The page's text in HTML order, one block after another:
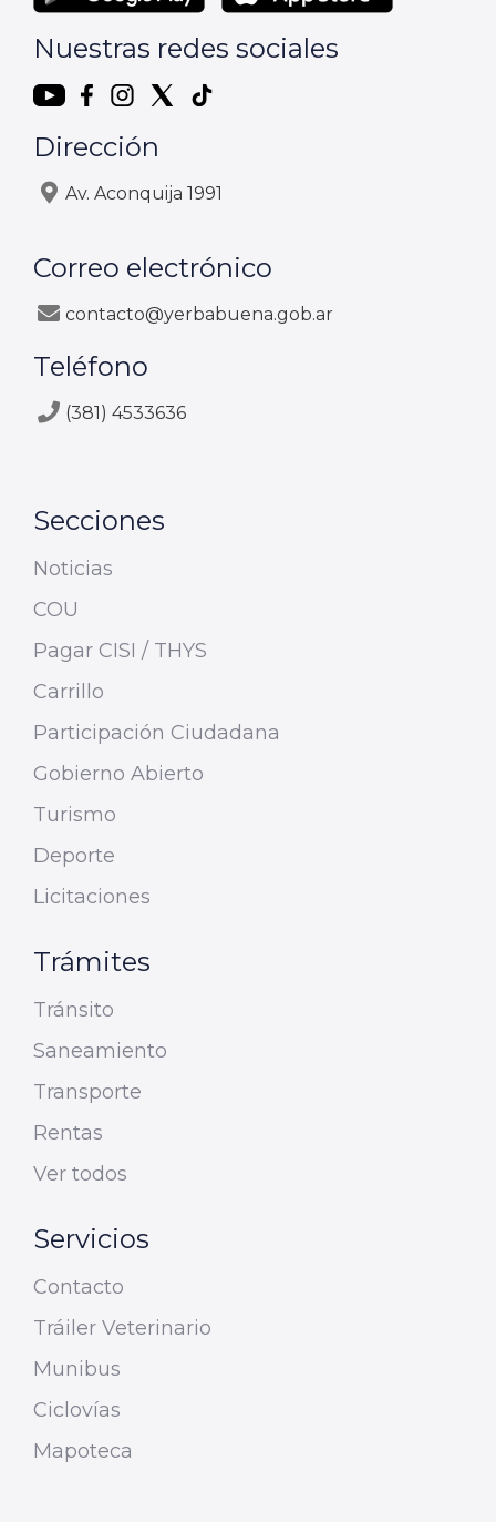
Nuestras redes sociales
Dirección
Av. Aconquija 1991
Correo electrónico
contacto@yerbabuena.gob.ar
Teléfono
(381) 4533636
Secciones
Noticias
COU
Pagar CISI / THYS
Carrillo
Participación Ciudadana
Gobierno Abierto
Turismo
Deporte
Licitaciones
Trámites
Tránsito
Saneamiento
Transporte
Rentas
Ver todos
Servicios
Contacto
Tráiler Veterinario
Munibus
Ciclovías
Mapoteca